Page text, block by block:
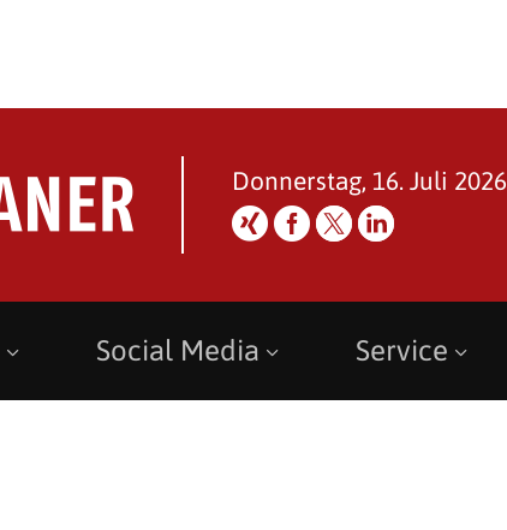
Donnerstag, 16. Juli 2026
Social Media Service